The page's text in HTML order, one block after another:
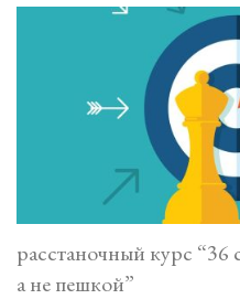
расстаночный курс “36
а не пешкой”